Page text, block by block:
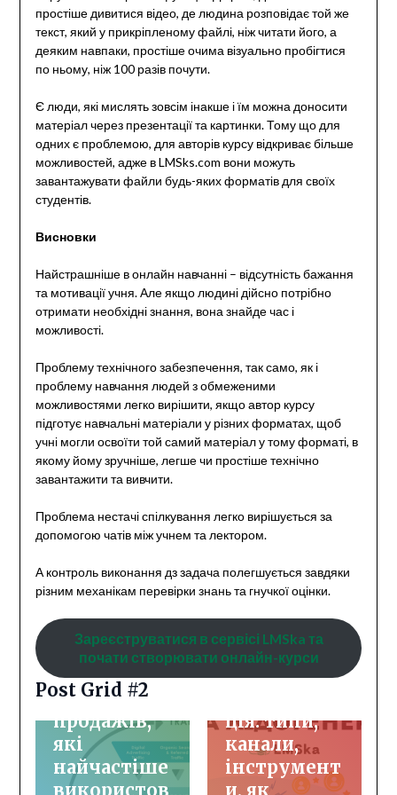
простіше дивитися відео, де людина розповідає той же
текст, який у прикріпленому файлі, ніж читати його, а
деяким навпаки, простіше очима візуально пробігтися
по ньому, ніж 100 разів почути.
Є люди, які мислять зовсім інакше і їм можна доносити
матеріал через презентації та картинки. Тому що для
одних є проблемою, для авторів курсу відкриває більше
можливостей, адже в LMSks.com вони можуть
завантажувати файли будь-яких форматів для своїх
студентів.
Висновки
Найстрашніше в онлайн навчанні – відсутність бажання
та мотивації учня. Але якщо людині дійсно потрібно
отримати необхідні знання, вона знайде час і
можливості.
Проблему технічного забезпечення, так само, як і
проблему навчання людей з обмеженими
можливостями легко вирішити, якщо автор курсу
підготує навчальні матеріали у різних форматах, щоб
учні могли освоїти той самий матеріал у тому форматі, в
якому йому зручніше, легше чи простіше технічно
завантажити та вивчити.
Проблема нестачі спілкування легко вирішується за
допомогою чатів між учнем та лектором.
А контроль виконання дз задача полегшується завдяки
різним механікам перевірки знань та гнучкої оцінки.
Зареєструватися в сервісі LMSka та
почати створювати онлайн-курси
Post Grid #2
Інфопродукти
Просування курсів
4 воронки
продажів,
які
найчастіше
використов
Просування курсів
Лід та
ція: типи,
канали,
інструмент
и, як